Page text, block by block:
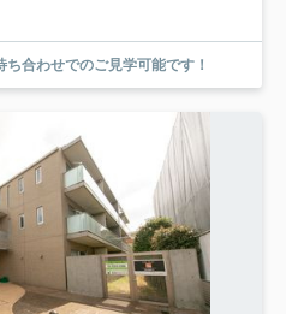
合わせでのご見学可能です！